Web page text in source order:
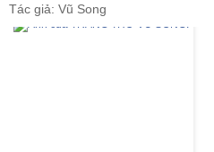
Tác giả: Vũ Song